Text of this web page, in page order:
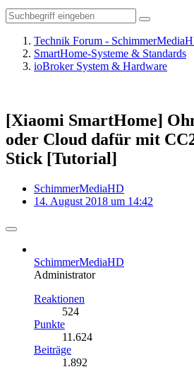
Technik Forum -
SmartHome-Systeme & Standards
ioBroker System & Hardware
[Xiaomi SmartHome]
oder Cloud dafür mit
Stick [Tutorial]
SchimmerMediaHD
14. August 2018 um 14:42
SchimmerMediaHD
Administrator
Reaktionen
524
Punkte
11.624
Beiträge
1.892